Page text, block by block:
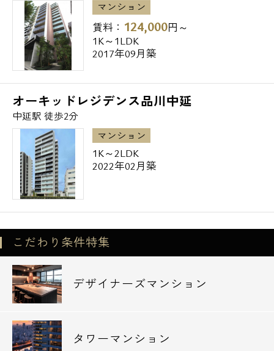
マンション
賃料： 124,000円～
1K～1LDK
2017年09月築
オーキッドレジデンス品川中延
中延駅 徒歩2分
マンション
1K～2LDK
2022年02月築
こだわり条件特集
デザイナーズマンション
タワーマンション